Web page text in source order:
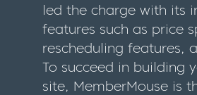
led the charge with its
features such as price
rescheduling features,
To succeed in building
site, MemberMouse is